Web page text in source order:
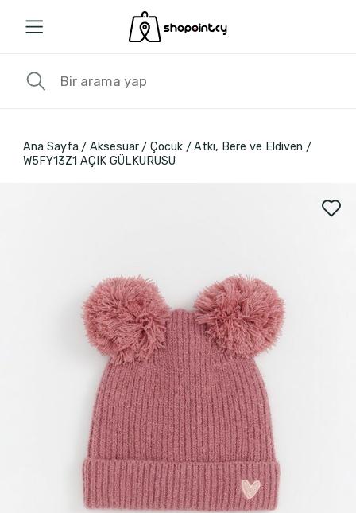
Ana Sayfa Aksesuar Çocuk
Atkı, Bere ve Eldiven
W5FY13Z1 AÇIK GÜLKURUSU